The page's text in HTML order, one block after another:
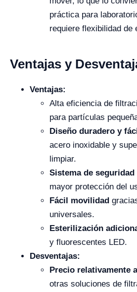
práctica para
requiere flexibilidad de
Ventajas y
Ventajas:
Alta eficiencia de
para partículas
Diseño duradero y
acero inoxidable y
limpiar.
Sistema de seguridad
mayor protección del
Fácil movilidad
universales.
Esterilización
y fluorescentes LED.
Desventajas:
Precio relativamente
otras soluciones de